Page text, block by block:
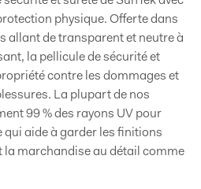
physique. Offerte dans
allant de transparent et neutre à
la pellicule de sécurité et
contre les dommages et
La plupart de nos
99 % des rayons UV pour
aide à garder les finitions
la marchandise au détail comme